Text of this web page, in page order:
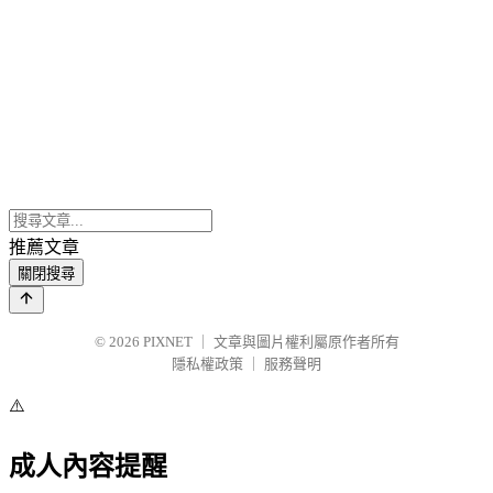
推薦文章
關閉搜尋
© 2026 PIXNET
文章與圖片權利屬原作者所有
隱私權政策
服務聲明
⚠️
成人內容提醒